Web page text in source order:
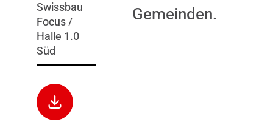
Swissbau
Focus /
Halle 1.0
Süd
Gemeinden.